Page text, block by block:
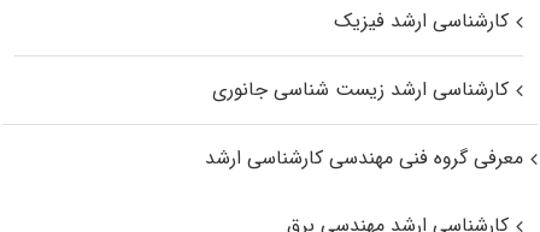
کارشناسی ارشد فیزیک
کارشناسی ارشد زیست‌ شناسی جانوری
معرفی گروه فنی مهندسی کارشناسی ارشد
کارشناسی ارشد مهندسی برق